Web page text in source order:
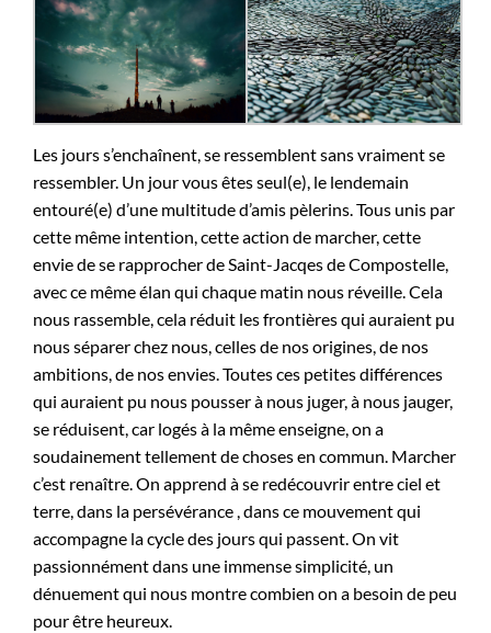
Les jours s’enchaînent, se ressemblent sans vraiment se
ressembler. Un jour vous êtes seul(e), le lendemain
entouré(e) d’une multitude d’amis pèlerins. Tous unis par
cette même intention, cette action de marcher, cette
envie de se rapprocher de Saint-Jacqes de Compostelle,
avec ce même élan qui chaque matin nous réveille. Cela
nous rassemble, cela réduit les frontières qui auraient pu
nous séparer chez nous, celles de nos origines, de nos
ambitions, de nos envies. Toutes ces petites différences
qui auraient pu nous pousser à nous juger, à nous jauger,
se réduisent, car logés à la même enseigne, on a
soudainement tellement de choses en commun. Marcher
c’est renaître. On apprend à se redécouvrir entre ciel et
terre, dans la persévérance , dans ce mouvement qui
accompagne la cycle des jours qui passent. On vit
passionnément dans une immense simplicité, un
dénuement qui nous montre combien on a besoin de peu
pour être heureux.